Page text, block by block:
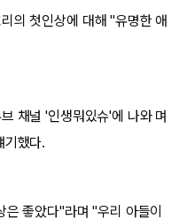
의 첫인상에 대해 "유명한 애
채널 '인생뭐있슈'에 나와 며
기했다.
좋았다"라며 "우리 아들이